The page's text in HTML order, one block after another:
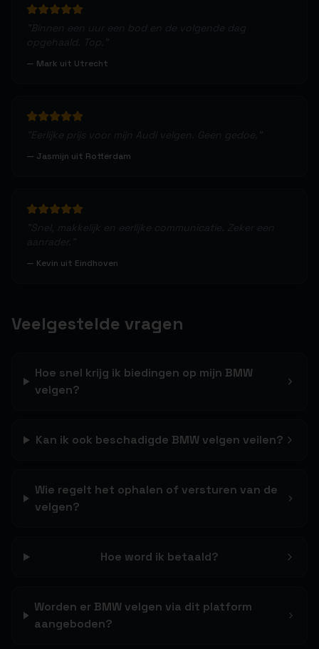
— Mark uit Utrecht
— Jasmijn uit Rotterdam
— Kevin uit Eindhoven
Veelgestelde vragen
Hoe snel krijg ik biedingen op mijn BMW
velgen?
Kan ik ook beschadigde BMW velgen veilen?
Wie regelt het ophalen of versturen van de
velgen?
Hoe word ik betaald?
Worden er BMW velgen via dit platform
aangeboden?